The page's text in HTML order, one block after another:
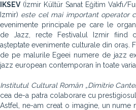
IKSEV(İzmir Kültür Sanat Eğitim Vakfı/
Izmir) este cel mai important operator
evenimente principale pe care le
de Jazz, recte Festivalul Izmir fiind
așteptate evenimente culturale din oraș.
de pe malurile Egeei numere de jazz
jazz european contemporan în toate
Institutul Cultural Român „Dimitrie
cea de-a patra colaborare cu
Astfel, ne-am creat o imagine, un nume